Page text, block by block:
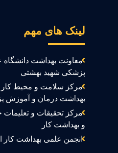
لینک های مهم
معاونت بهداشت دانشگاه
پزشکی شهید بهشتی
مرکز سلامت و محیط کار
بهداشت درمان و آموزش
مرکز تحقیقات و
و بهداشت کار
انجمن علمی بهداشت کار